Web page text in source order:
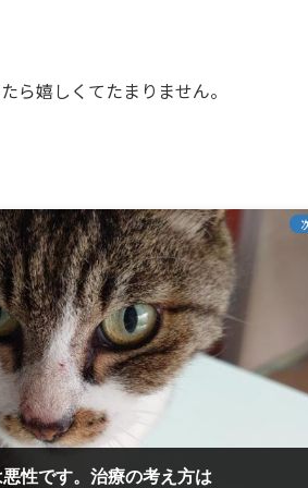
ら嬉しくてたまりません。
性です。治療の考え方は